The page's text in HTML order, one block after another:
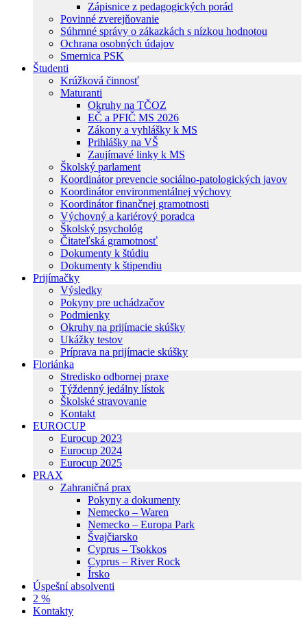
Zápisnice z pedagogických porád
Povinné zverejňovanie
Súhrnné správy o zákazkách s nízkou hodnotou
Ochrana osobných údajov
Smernica PSK
Študenti
Krúžková činnosť
Maturanti
Okruhy na TČOZ
EČ a PFIČ MS 2026
Zákony a vyhlášky k MS
Prihlášky na VŠ
Zaujímavé linky k MS
Školský parlament
Koordinátor prevencie sociálno-patologických javov
Koordinátor environmentálnej výchovy
Koordinátor finančnej gramotnosti
Výchovný a kariérový poradca
Školský psychológ
Čitateľská gramotnosť
Dokumenty k štúdiu
Dokumenty k štipendiu
Prijímačky
Výsledky
Pokyny pre uchádzačov
Podmienky
Okruhy na prijímacie skúšky
Ukážky testov
Príprava na prijímacie skúšky
Floriánka
Stredisko odbornej praxe
Týždenný jedálny lístok
Školské stravovanie
Kontakt
EUROCUP
Eurocup 2023
Eurocup 2024
Eurocup 2025
PRAX
Zahraničná prax
Pokyny a dokumenty
Nemecko – Waren
Nemecko – Europa Park
Švajčiarsko
Cyprus – Tsokkos
Cyprus – River Rock
Írsko
Úspešní absolventi
2 %
Kontakty